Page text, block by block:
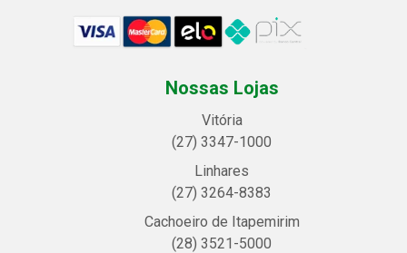
Nossas Lojas
Vitória
(27) 3347-1000
Linhares
(27) 3264-8383
Cachoeiro de Itapemirim
(28) 3521-5000